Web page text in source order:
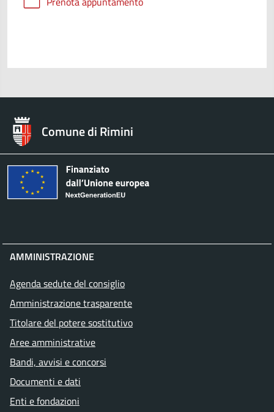
Comune di Rimini
AMMINISTRAZIONE
Agenda sedute del consiglio
Amministrazione trasparente
Titolare del potere sostitutivo
Aree amministrative
Bandi, avvisi e concorsi
Documenti e dati
Enti e fondazioni